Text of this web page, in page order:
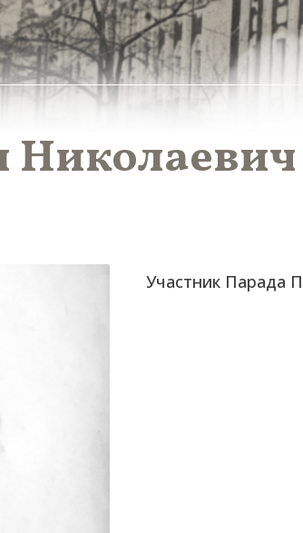
Участник Парада